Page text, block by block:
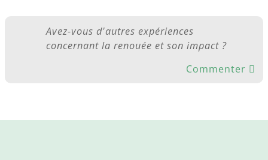
Avez-vous d'autres expériences
concernant la renouée et son impact ?
Commenter